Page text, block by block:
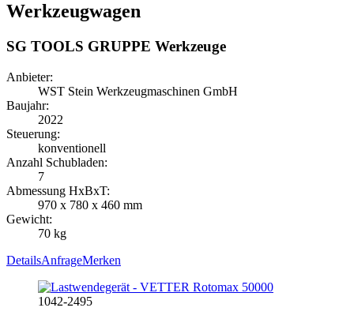
Werkzeugwagen
SG TOOLS GRUPPE Werkzeuge
Anbieter:
WST Stein Werkzeugmaschinen GmbH
Baujahr:
2022
Steuerung:
konventionell
Anzahl Schubladen:
7
Abmessung HxBxT:
970 x 780 x 460 mm
Gewicht:
70 kg
DetailsAnfrageMerken
1042-2495